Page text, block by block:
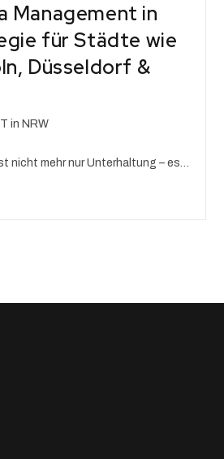
Management in
für Städte wie
Düsseldorf &
IT in NRW
nicht mehr nur Unterhaltung – es…